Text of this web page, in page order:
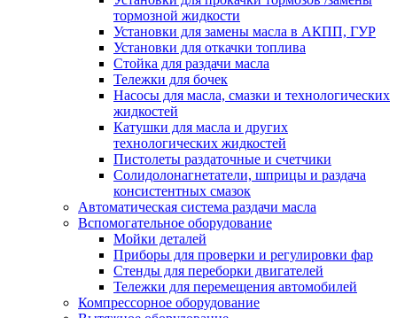
тормозной жидкости
Установки для замены масла в АКПП, ГУР
Установки для откачки топлива
Стойка для раздачи масла
Тележки для бочек
Насосы для масла, смазки и технологических
жидкостей
Катушки для масла и других
технологических жидкостей
Пистолеты раздаточные и счетчики
Солидолонагнетатели, шприцы и раздача
консистентных смазок
Автоматическая система раздачи масла
Вспомогательное оборудование
Мойки деталей
Приборы для проверки и регулировки фар
Стенды для переборки двигателей
Тележки для перемещения автомобилей
Компрессорное оборудование